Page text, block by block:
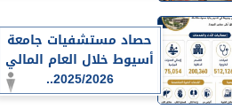
حصاد مستشفيات جامعة
أسيوط خلال العام المالي
2025/2026..